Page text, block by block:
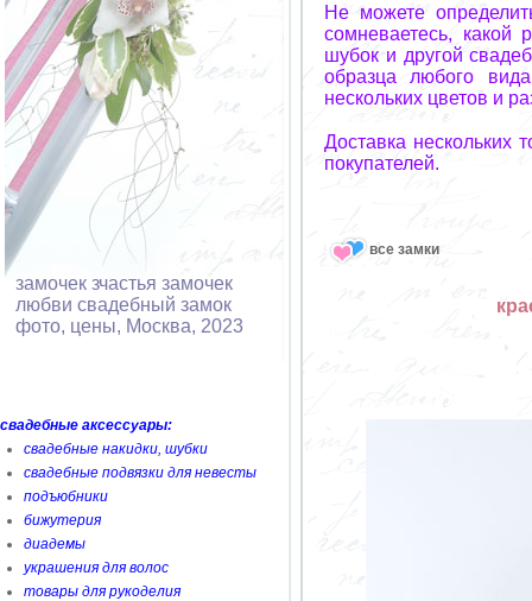
замочек зчастья замочек
любви свадебный замок
фото, цены, Москва, 2023
свадебные аксессуары:
свадебные накидки, шубки
свадебные подвязки для невесты
подъюбники
бижутерия
диадемы
украшения для волос
товары для рукоделия
Не можете
сомневаетесь, какой
шубок и другой
образца любого
нескольких цветов и
Доставка нескольких
покупателей.
все замки